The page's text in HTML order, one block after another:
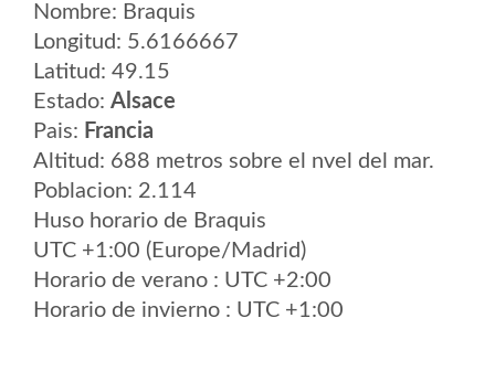
Nombre: Braquis
Longitud: 5.6166667
Latitud: 49.15
Estado: Alsace
Pais: Francia
Altitud: 688 metros sobre el nvel del mar.
Poblacion: 2.114
Huso horario de Braquis
UTC +1:00 (Europe/Madrid)
Horario de verano : UTC +2:00
Horario de invierno : UTC +1:00